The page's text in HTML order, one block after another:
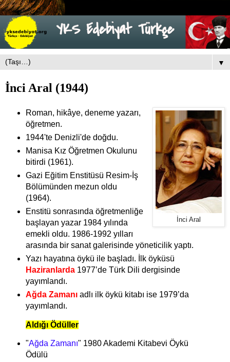
▼
İnci Aral (1944)
İnci Aral
Roman, hikâye, deneme yazarı,
öğretmen.
1944'te Denizli'de doğdu.
Manisa Kız Öğretmen Okulunu
bitirdi (1961).
Gazi Eğitim Enstitüsü Resim-İş
Bölümünden mezun oldu
(1964).
Enstitü sonrasında öğretmenliğe
başlayan yazar 1984 yılında
emekli oldu. 1986-1992 yılları
arasında bir sanat galerisinde yöneticilik yaptı.
Yazı hayatına öykü ile başladı.
İlk öyküsü
Haziranlarda1977’de Türk Dili dergisinde
yayımlandı.
Ağda Zamanıadlı ilk öykü kitabı ise 1979’da
yayımlandı.
Aldığı Ödüller
"Ağda Zamanı" 1980 Akademi Kitabevi Öykü
Ödülü